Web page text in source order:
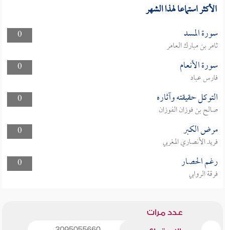
الأكثر استماعا لهذا الشهر
0 سورة المسد
ثامر بن مبارك العامر
0
سورة الأنعام
فارس عباد
0
التوكل حقيقته وآثاره
صالح بن فوزان الفوزان
0
مرض الكبر
فريد الأنصاري المغربي
0
رغم الحصار
فرقة الروابي
عدد مرات